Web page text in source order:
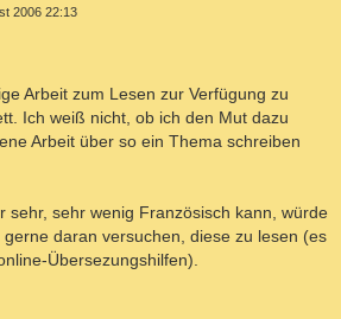
2006 22:13
Arbeit zum Lesen zur Verfügung zu
Ich weiß nicht, ob ich den Mut dazu
Arbeit über so ein Thema schreiben
sehr, sehr wenig Französisch kann, würde
daran versuchen, diese zu lesen (es
Übersezungshilfen).